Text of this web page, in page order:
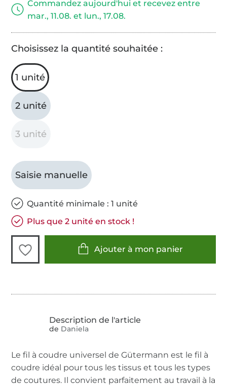
Commandez aujourd'hui et recevez entre
mar., 11.08. et lun., 17.08.
Choisissez la quantité souhaitée :
1 unité
2 unité
3 unité
Saisie manuelle
Quantité minimale : 1 unité
Plus que 2 unité en stock !
Ajouter à mon panier
de Daniela
Le fil à coudre universel de Gütermann est le fil à
coudre idéal pour tous les tissus et tous les types
de coutures. Il convient parfaitement au travail à la